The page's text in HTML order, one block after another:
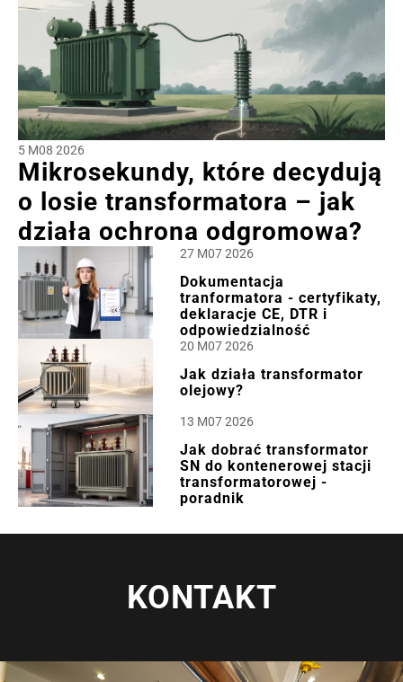
5 M08 2026
Mikrosekundy, które decydują
o losie transformatora – jak
działa ochrona odgromowa?
27 M07 2026
Dokumentacja
tranformatora - certyfikaty,
deklaracje CE, DTR i
odpowiedzialność
20 M07 2026
Jak działa transformator
olejowy?
13 M07 2026
Jak dobrać transformator
SN do kontenerowej stacji
transformatorowej -
poradnik
KONTAKT